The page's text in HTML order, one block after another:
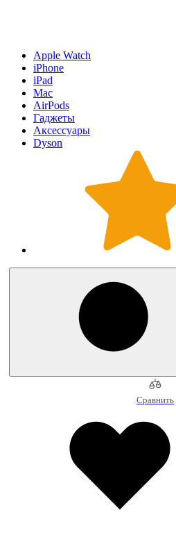
Apple Watch
iPhone
iPad
Mac
AirPods
Гаджеты
Аксессуары
Dyson
Сравнить